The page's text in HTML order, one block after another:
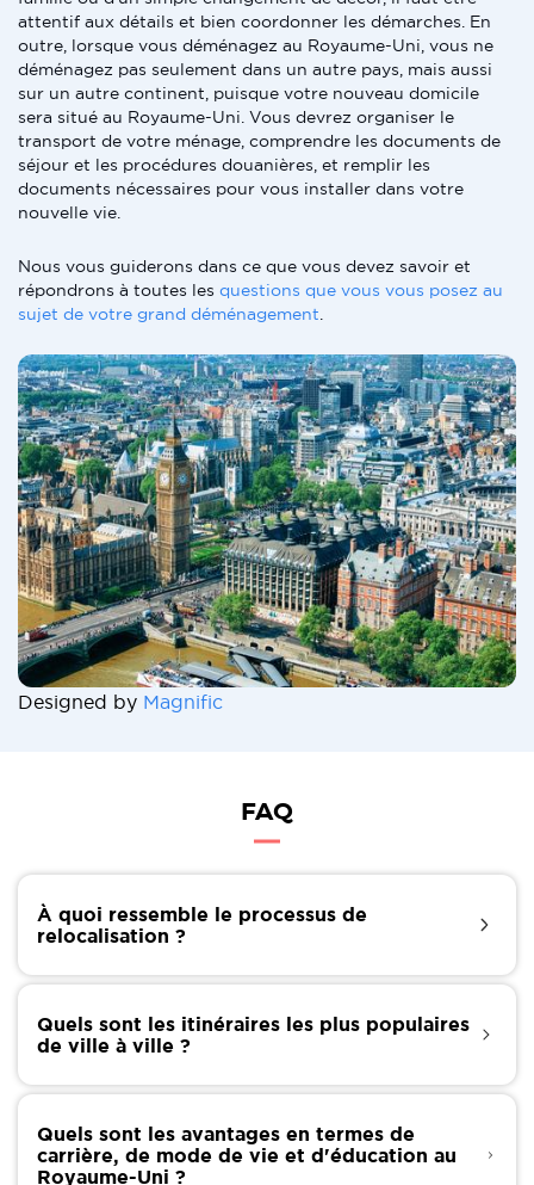
attentif aux détails et bien coordonner les démarches. En
outre, lorsque vous déménagez au Royaume-Uni, vous ne
déménagez pas seulement dans un autre pays, mais aussi
sur un autre continent, puisque votre nouveau domicile
sera situé au Royaume-Uni. Vous devrez organiser le
transport de votre ménage, comprendre les documents de
séjour et les procédures douanières, et remplir les
documents nécessaires pour vous installer dans votre
nouvelle vie.
Nous vous guiderons dans ce que vous devez savoir et
répondrons à toutes les questions que vous vous posez au
sujet de votre grand déménagement
Designed by Magnific
FAQ
À quoi ressemble le processus de
relocalisation ?
Déménager dans un nouveau pays demande
avant le déménagement proprement dit. Les
déménageurs internationaux de l'Allemagne vers le
Royaume-Uni s'occupent généralement du
vous occuper vous-même de toutes les formalités
légales au-delà de la douane.
Quels sont les itinéraires les plus populaires
de ville à ville ?
Voici quelques-uns des itinéraires les plus courants
Uni :
Quels sont les avantages en termes de
carrière, de mode de vie et d'éducation au
Royaume-Uni ?